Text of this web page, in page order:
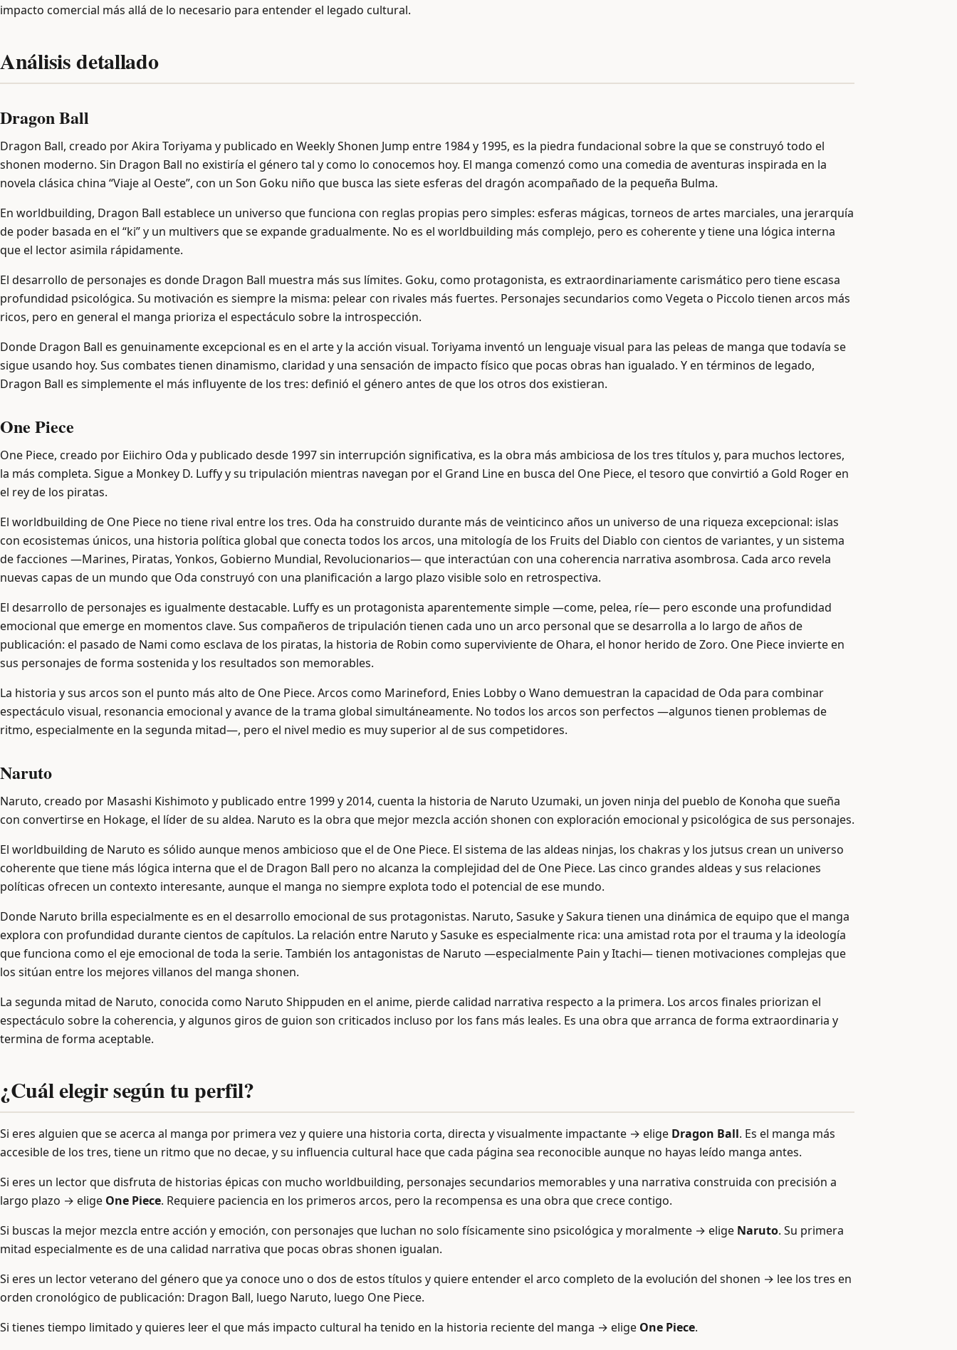
impacto comercial más allá de lo necesario para entender el legado cultural.
Análisis detallado
Dragon Ball
Dragon Ball, creado por Akira Toriyama y publicado en Weekly Shonen Jump entre 1984 y 1995, es la piedra fundacional sobre la que se construyó todo el
shonen moderno. Sin Dragon Ball no existiría el género tal y como lo conocemos hoy. El manga comenzó como una comedia de aventuras inspirada en la
novela clásica china “Viaje al Oeste”, con un Son Goku niño que busca las siete esferas del dragón acompañado de la pequeña Bulma.
En worldbuilding, Dragon Ball establece un universo que funciona con reglas propias pero simples: esferas mágicas, torneos de artes marciales, una jerarquía
de poder basada en el “ki” y un multivers que se expande gradualmente. No es el worldbuilding más complejo, pero es coherente y tiene una lógica interna
que el lector asimila rápidamente.
El desarrollo de personajes es donde Dragon Ball muestra más sus límites. Goku, como protagonista, es extraordinariamente carismático pero tiene escasa
profundidad psicológica. Su motivación es siempre la misma: pelear con rivales más fuertes. Personajes secundarios como Vegeta o Piccolo tienen arcos más
ricos, pero en general el manga prioriza el espectáculo sobre la introspección.
Donde Dragon Ball es genuinamente excepcional es en el arte y la acción visual. Toriyama inventó un lenguaje visual para las peleas de manga que todavía se
sigue usando hoy. Sus combates tienen dinamismo, claridad y una sensación de impacto físico que pocas obras han igualado. Y en términos de legado,
Dragon Ball es simplemente el más influyente de los tres: definió el género antes de que los otros dos existieran.
One Piece
One Piece, creado por Eiichiro Oda y publicado desde 1997 sin interrupción significativa, es la obra más ambiciosa de los tres títulos y, para muchos lectores,
la más completa. Sigue a Monkey D. Luffy y su tripulación mientras navegan por el Grand Line en busca del One Piece, el tesoro que convirtió a Gold Roger en
el rey de los piratas.
El worldbuilding de One Piece no tiene rival entre los tres. Oda ha construido durante más de veinticinco años un universo de una riqueza excepcional: islas
con ecosistemas únicos, una historia política global que conecta todos los arcos, una mitología de los Fruits del Diablo con cientos de variantes, y un sistema
de facciones —Marines, Piratas, Yonkos, Gobierno Mundial, Revolucionarios— que interactúan con una coherencia narrativa asombrosa. Cada arco revela
nuevas capas de un mundo que Oda construyó con una planificación a largo plazo visible solo en retrospectiva.
El desarrollo de personajes es igualmente destacable. Luffy es un protagonista aparentemente simple —come, pelea, ríe— pero esconde una profundidad
emocional que emerge en momentos clave. Sus compañeros de tripulación tienen cada uno un arco personal que se desarrolla a lo largo de años de
publicación: el pasado de Nami como esclava de los piratas, la historia de Robin como superviviente de Ohara, el honor herido de Zoro. One Piece invierte en
sus personajes de forma sostenida y los resultados son memorables.
La historia y sus arcos son el punto más alto de One Piece. Arcos como Marineford, Enies Lobby o Wano demuestran la capacidad de Oda para combinar
espectáculo visual, resonancia emocional y avance de la trama global simultáneamente. No todos los arcos son perfectos —algunos tienen problemas de
ritmo, especialmente en la segunda mitad—, pero el nivel medio es muy superior al de sus competidores.
Naruto
Naruto, creado por Masashi Kishimoto y publicado entre 1999 y 2014, cuenta la historia de Naruto Uzumaki, un joven ninja del pueblo de Konoha que sueña
con convertirse en Hokage, el líder de su aldea. Naruto es la obra que mejor mezcla acción shonen con exploración emocional y psicológica de sus personajes.
El worldbuilding de Naruto es sólido aunque menos ambicioso que el de One Piece. El sistema de las aldeas ninjas, los chakras y los jutsus crean un universo
coherente que tiene más lógica interna que el de Dragon Ball pero no alcanza la complejidad del de One Piece. Las cinco grandes aldeas y sus relaciones
políticas ofrecen un contexto interesante, aunque el manga no siempre explota todo el potencial de ese mundo.
Donde Naruto brilla especialmente es en el desarrollo emocional de sus protagonistas. Naruto, Sasuke y Sakura tienen una dinámica de equipo que el manga
explora con profundidad durante cientos de capítulos. La relación entre Naruto y Sasuke es especialmente rica: una amistad rota por el trauma y la ideología
que funciona como el eje emocional de toda la serie. También los antagonistas de Naruto —especialmente Pain y Itachi— tienen motivaciones complejas que
los sitúan entre los mejores villanos del manga shonen.
La segunda mitad de Naruto, conocida como Naruto Shippuden en el anime, pierde calidad narrativa respecto a la primera. Los arcos finales priorizan el
espectáculo sobre la coherencia, y algunos giros de guion son criticados incluso por los fans más leales. Es una obra que arranca de forma extraordinaria y
termina de forma aceptable.
¿Cuál elegir según tu perfil?
Si eres alguien que se acerca al manga por primera vez y quiere una historia corta, directa y visualmente impactante → elige Dragon Ball. Es el manga más
accesible de los tres, tiene un ritmo que no decae, y su influencia cultural hace que cada página sea reconocible aunque no hayas leído manga antes.
Si eres un lector que disfruta de historias épicas con mucho worldbuilding, personajes secundarios memorables y una narrativa construida con precisión a
largo plazo → elige One Piece. Requiere paciencia en los primeros arcos, pero la recompensa es una obra que crece contigo.
Si buscas la mejor mezcla entre acción y emoción, con personajes que luchan no solo físicamente sino psicológica y moralmente → elige Naruto. Su primera
mitad especialmente es de una calidad narrativa que pocas obras shonen igualan.
Si eres un lector veterano del género que ya conoce uno o dos de estos títulos y quiere entender el arco completo de la evolución del shonen → lee los tres en
orden cronológico de publicación: Dragon Ball, luego Naruto, luego One Piece.
Si tienes tiempo limitado y quieres leer el que más impacto cultural ha tenido en la historia reciente del manga → elige One Piece.